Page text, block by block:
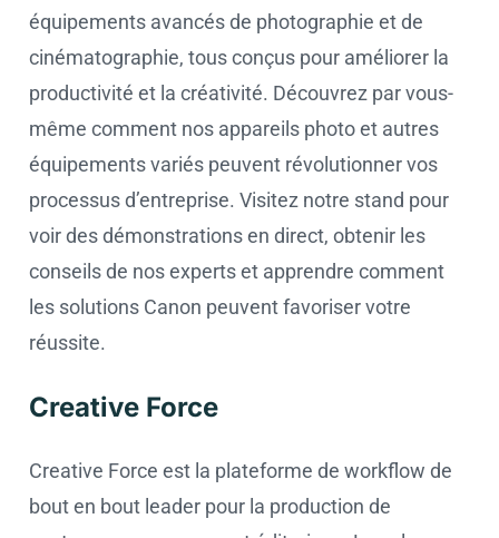
équipements avancés de photographie et de
cinématographie, tous conçus pour améliorer la
productivité et la créativité. Découvrez par vous-
même comment nos appareils photo et autres
équipements variés peuvent révolutionner vos
processus d’entreprise. Visitez notre stand pour
voir des démonstrations en direct, obtenir les
conseils de nos experts et apprendre comment
les solutions Canon peuvent favoriser votre
réussite.
Creative Force
Creative Force est la plateforme de workflow de
bout en bout leader pour la production de